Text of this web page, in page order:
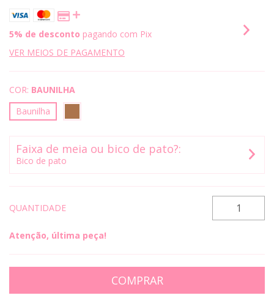
5% de desconto pagando com Pix
VER MEIOS DE PAGAMENTO
COR: BAUNILHA
Baunilha
Faixa de meia ou bico de pato?:
Bico de pato
QUANTIDADE
Atenção, última peça!